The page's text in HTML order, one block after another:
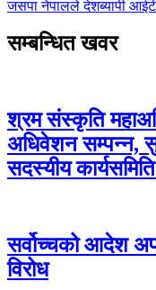
जसपा नेपालले देशब्यापी आईटी
सम्बन्धित खवर
श्रम संस्कृति
अधिवेशन सम्पन्न,
सदस्यीय
सर्वोच्चको आदेश
विरोध